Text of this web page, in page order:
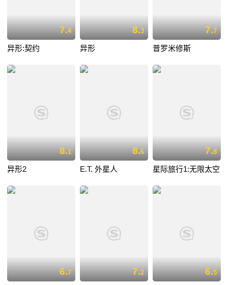
7.4
异形:契约
8.3
异形
7.7
普罗米修斯
8.1
异形2
8.6
E.T. 外星人
7.8
星际旅行1:无限太空
6.7 7.2 6.5